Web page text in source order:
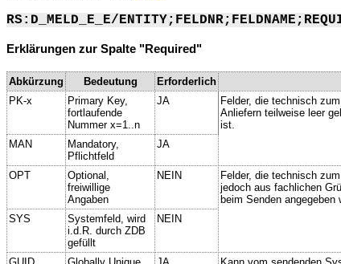
RS:D_MELD_E_E/
Erklärungen zur Spalte "Required"
Abkürzung Bedeutung Erforderlich
PK-x
Primary Key,
fortlaufende
Nummer x=1..n
JA
Felder, die technisch
Anliefern teilweise leer
ist.
MAN
Mandatory,
Pflichtfeld
JA
OPT
Optional,
freiwillige
Angaben
NEIN
Felder, die technisch
jedoch aus fachlichen
beim Senden angegeben
SYS
Systemfeld, wird
i.d.R. durch ZDB
gefüllt
NEIN